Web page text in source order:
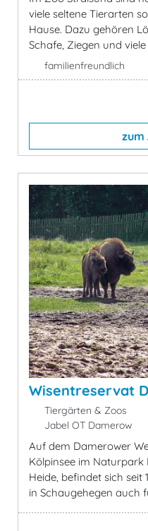
viele seltene Tierarten
Hause. Dazu gehören
Schafe, Ziegen und viele
familienfreundlich
zum
Wisentreservat
Tiergärten & Zoos
Jabel OT Damerow
Auf dem Damerower
Kölpinsee im
Heide, befindet sich seit
in Schaugehegen auch